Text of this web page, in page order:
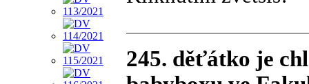
245. děťátko je